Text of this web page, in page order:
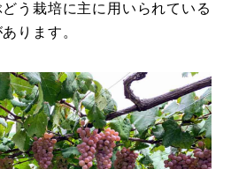
う栽培に主に用いられている
ります。